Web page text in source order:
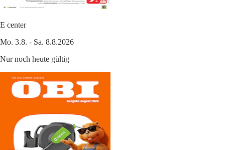
E center
Mo. 3.8. - Sa. 8.8.2026
Nur noch heute gültig